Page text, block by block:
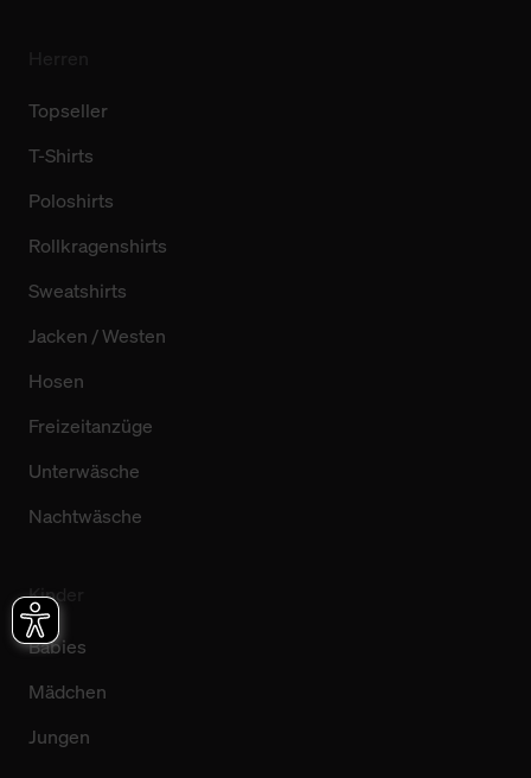
Topseller
T-Shirts
Poloshirts
Rollkragenshirts
Sweatshirts
Jacken / Westen
Hosen
Freizeitanzüge
Unterwäsche
Nachtwäsche
Kinder
Babies
Mädchen
Jungen